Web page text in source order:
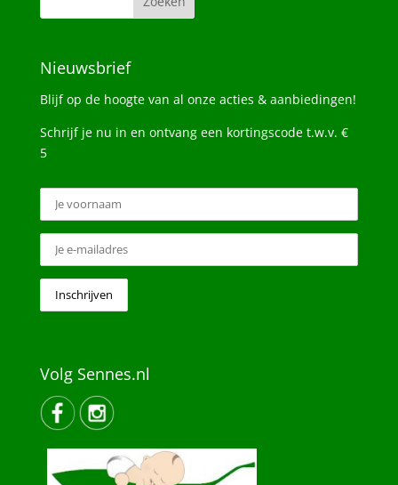
Nieuwsbrief
Blijf op de hoogte van al onze acties & aanbiedingen!
Schrijf je nu in en ontvang een kortingscode t.w.v. €
5
Volg Sennes.nl